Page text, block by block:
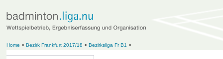
Home > Bezirk Frankfurt 2017/18 > Bezirksliga Fr B1 >